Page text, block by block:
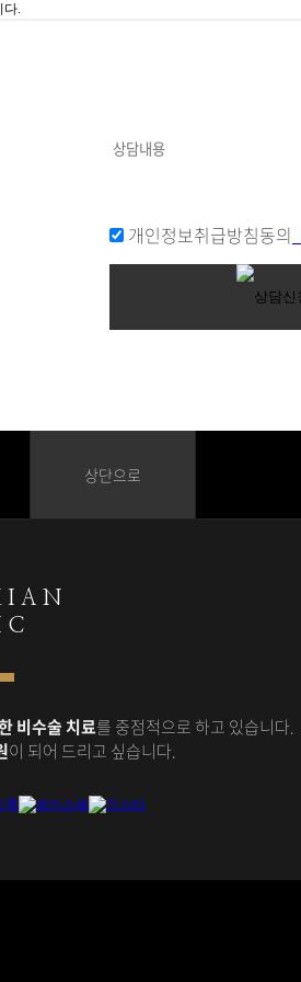
개인정보취급방침동의
상단으로
I A N
C
비수술 치료를 중점적으로 하고 있습니다.
이 되어 드리고 싶습니다.